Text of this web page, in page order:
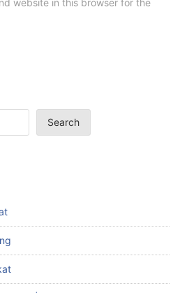
website in this browser for the
Search